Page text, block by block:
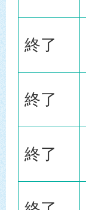
終了
終了
終了